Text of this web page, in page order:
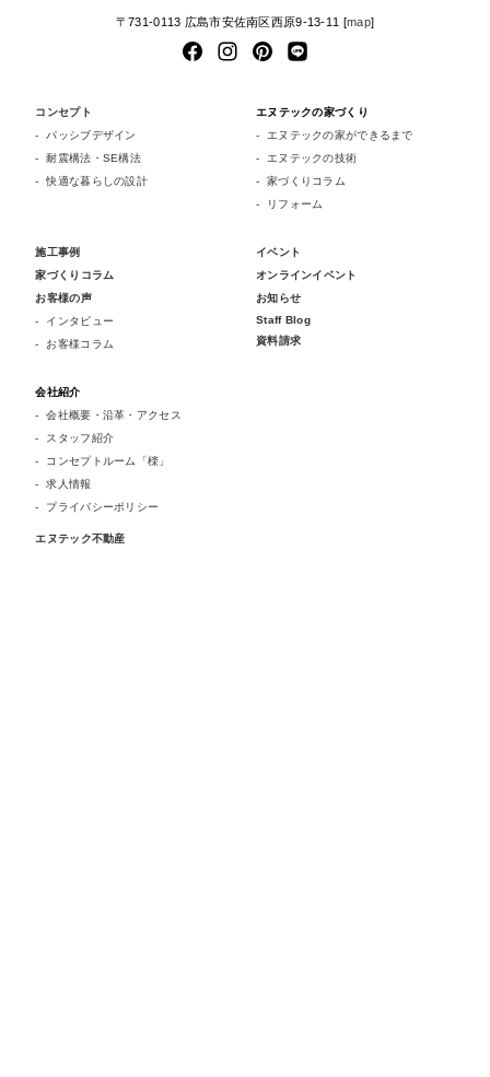
〒731-0113 広島市安佐南区西原9-13-11 [map]
コンセプト
パッシブデザイン
耐震構法・SE構法
快適な暮らしの設計
エヌテックの家づくり
エヌテックの家ができるまで
エヌテックの技術
家づくりコラム
リフォーム
施工事例
家づくりコラム
お客様の声
インタビュー
お客様コラム
イベント
オンラインイベント
お知らせ
Staff Blog
資料請求
会社紹介
会社概要・沿革・アクセス
スタッフ紹介
コンセプトルーム「檪」
求人情報
プライバシーポリシー
エヌテック不動産